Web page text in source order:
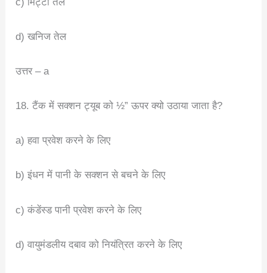
d) खनिज तेल
उत्तर – a
18. टैंक में सक्शन ट्यूब को ½” ऊपर क्यो उठाया जाता है?
a) हवा प्रवेश करने के लिए
b) इंधन में पानी के सक्शन से बचने के लिए
c) कंडेंस्ड पानी प्रवेश करने के लिए
d) वायुमंडलीय दबाव को नियंत्रित करने के लिए